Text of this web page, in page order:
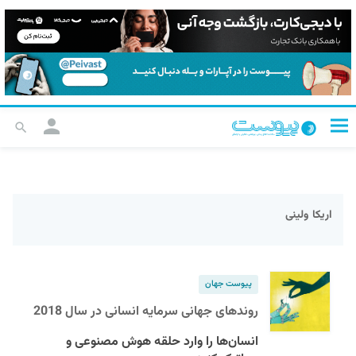
اریکا ولینی
پیوست جهان
روند‌‌های جهانی سرمایه‌ انسانی د‌‌ر سال 2018
انسان‌ها را وارد‌‌ حلقه هوش مصنوعی و